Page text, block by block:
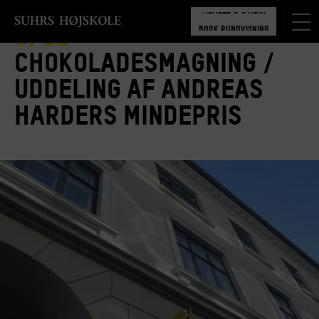
TILMELD 5-6 MDR.
BOOK RUNDVISNING
9/11
Chokoladesmagning /
Uddeling af Andreas
Harders Mindepris